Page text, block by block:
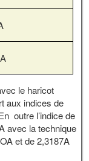
le haricot
aux indices de
outre l’indice de
avec la technique
et de 2,3187A